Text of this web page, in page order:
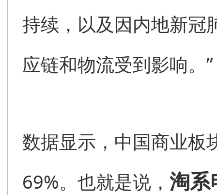
持续，以及因内地新冠
应链和物流受到影响。”
数据显示，中国商业板
69%。也就是说， 淘系